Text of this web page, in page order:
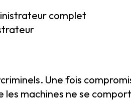
complet
Une fois
machines ne se